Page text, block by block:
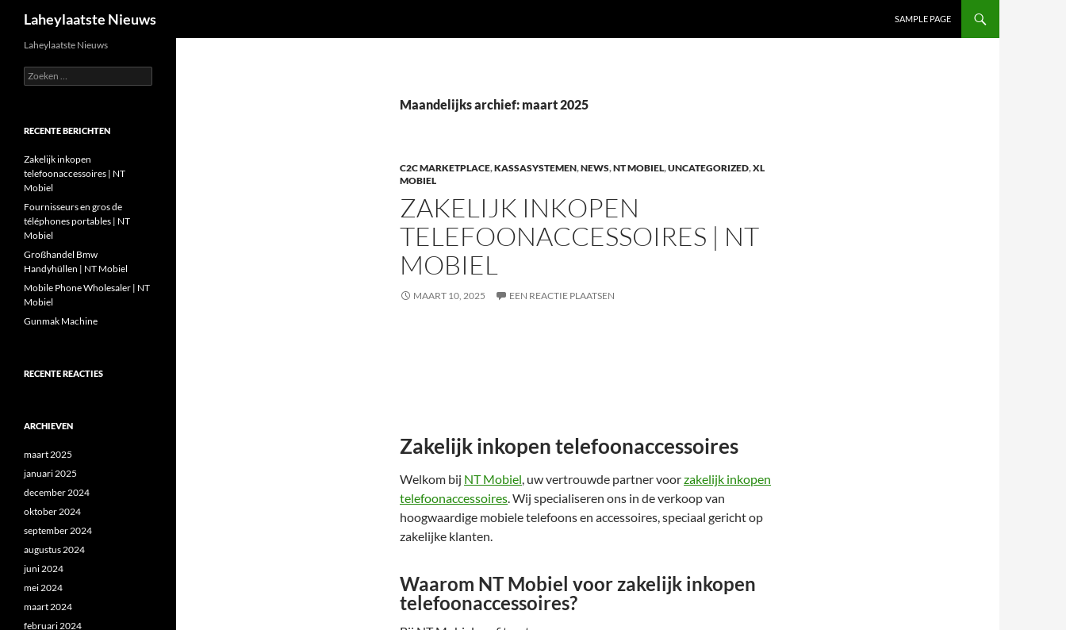
Laheylaatste Nieuws SAMPLE PAGE
Maandelijks archief: maart 2025
C2C MARKETPLACE,KASSASYSTEMEN,NEWS,NT MOBIEL,UNCATEGORIZED,XL
MOBIEL
ZAKELIJK INKOPEN
TELEFOONACCESSOIRES | NT
MOBIEL
MAART 10, 2025 EEN REACTIE PLAATSEN
Zakelijk inkopen telefoonaccessoires
Welkom bij NT Mobiel, uw vertrouwde partner voorzakelijk inkopen
telefoonaccessoires. Wij specialiseren ons in de verkoop van
hoogwaardige mobiele telefoons en accessoires, speciaal gericht op
zakelijke klanten.
Waarom NT Mobiel voor zakelijk inkopen
telefoonaccessoires?
Laheylaatste Nieuws
Zoeken
naar:
RECENTE BERICHTEN
Zakelijk inkopen
telefoonaccessoires | NT
Mobiel
Fournisseurs en gros de
téléphones portables | NT
Mobiel
Großhandel Bmw
Handyhüllen | NT Mobiel
Mobile Phone Wholesaler | NT
Mobiel
Gunmak Machine
RECENTE REACTIES
ARCHIEVEN
maart 2025
januari 2025
december 2024
oktober 2024
september 2024
augustus 2024
juni 2024
mei 2024
maart 2024
februari 2024